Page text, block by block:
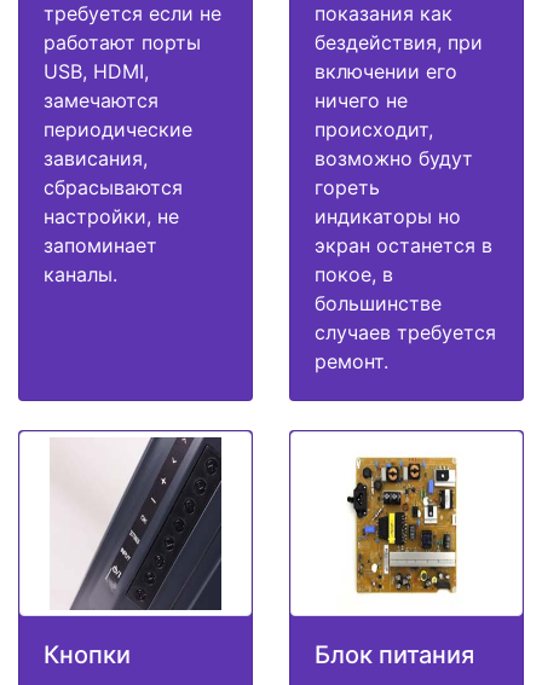
требуется если не
работают порты
USB, HDMI,
замечаются
периодические
зависания,
сбрасываются
настройки, не
запоминает
каналы.
показания как
бездействия, при
включении его
ничего не
происходит,
возможно будут
гореть
индикаторы но
экран останется в
покое, в
большинстве
случаев требуется
ремонт.
Кнопки Блок питания